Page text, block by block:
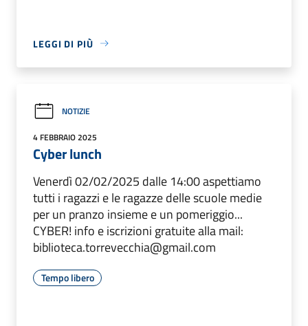
LEGGI DI PIÙ
NOTIZIE
4 FEBBRAIO 2025
Cyber lunch
Venerdì 02/02/2025 dalle 14:00 aspettiamo
tutti i ragazzi e le ragazze delle scuole medie
per un pranzo insieme e un pomeriggio...
CYBER! info e iscrizioni gratuite alla mail:
biblioteca.torrevecchia@gmail.com
Tempo libero